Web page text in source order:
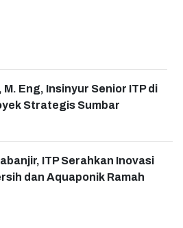
M. Eng, Insinyur Senior ITP di
Strategis Sumbar
ITP Serahkan Inovasi
dan Aquaponik Ramah